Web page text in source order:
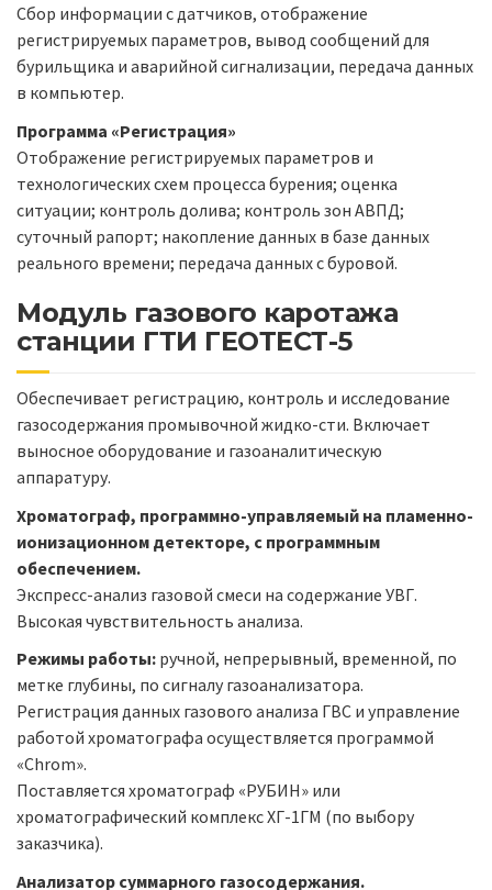
Сбор информации с датчиков, отображение
регистрируемых параметров, вывод сообщений для
бурильщика и аварийной сигнализации, передача данных
в компьютер.
Программа «Регистрация»
Отображение регистрируемых параметров и
технологических схем процесса бурения; оценка
ситуации; контроль долива; контроль зон АВПД;
суточный рапорт; накопление данных в базе данных
реального времени; передача данных с буровой.
Модуль газового каротажа
станции ГТИ ГЕОТЕСТ-5
Обеспечивает регистрацию, контроль и исследование
газосодержания промывочной жидко-сти. Включает
выносное оборудование и газоаналитическую
аппаратуру.
Хроматограф, программно-управляемый на пламенно-
ионизационном детекторе, с программным
обеспечением.
Экспресс-анализ газовой смеси на содержание УВГ.
Высокая чувствительность анализа.
Режимы работы: ручной, непрерывный, временной, по
метке глубины, по сигналу газоанализатора.
Регистрация данных газового анализа ГВС и управление
работой хроматографа осуществляется программой
«Chrom».
Поставляется хроматограф «РУБИН» или
хроматографический комплекс ХГ-1ГМ (по выбору
заказчика).
Анализатор суммарного газосодержания.